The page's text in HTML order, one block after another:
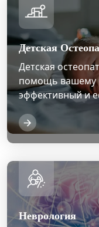
Детская
Детская
помощь вашему
эффективный и
Неврология